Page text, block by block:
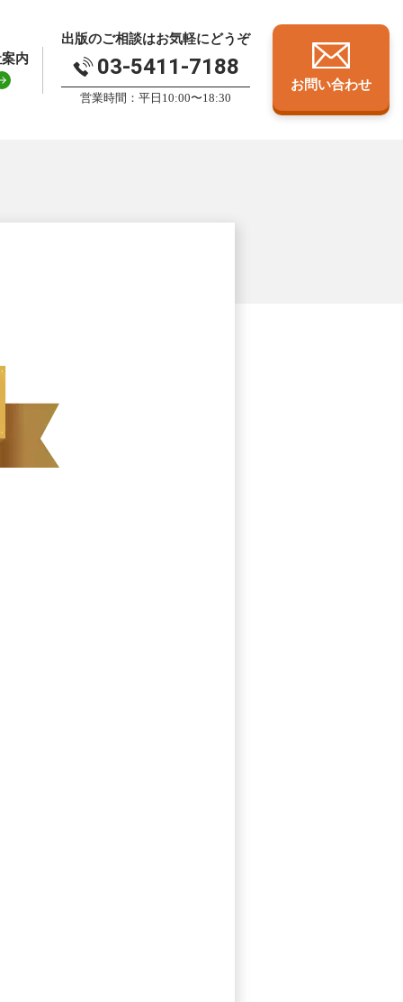
内
出版のご相談はお気軽にどうぞ
03-5411-7188
営業時間：平日10:00〜18:30
お問い合わせ